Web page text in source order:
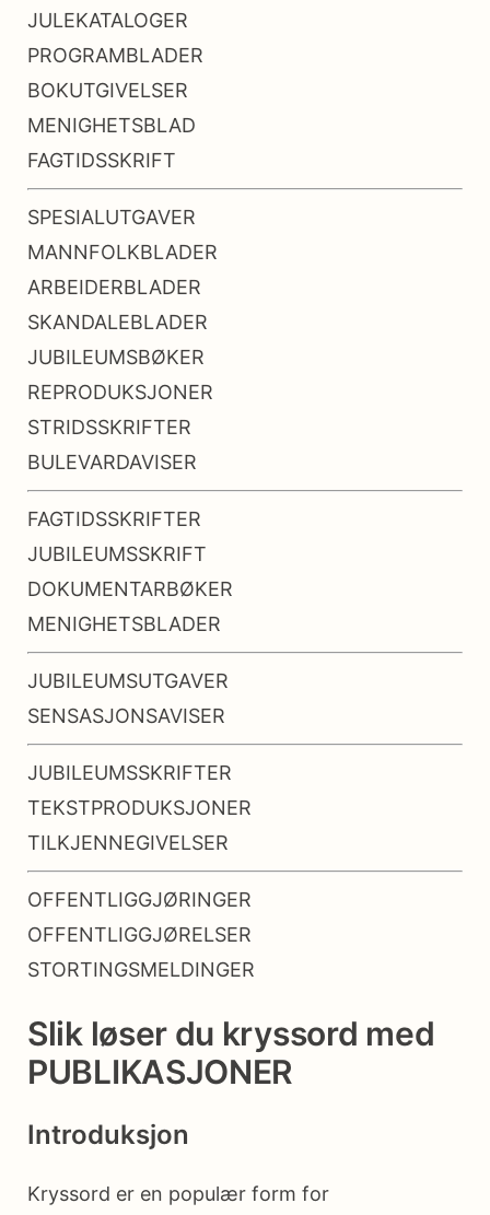
JULEKATALOGER
PROGRAMBLADER
BOKUTGIVELSER
MENIGHETSBLAD
FAGTIDSSKRIFT
SPESIALUTGAVER
MANNFOLKBLADER
ARBEIDERBLADER
SKANDALEBLADER
JUBILEUMSBØKER
REPRODUKSJONER
STRIDSSKRIFTER
BULEVARDAVISER
FAGTIDSSKRIFTER
JUBILEUMSSKRIFT
DOKUMENTARBØKER
MENIGHETSBLADER
JUBILEUMSUTGAVER
SENSASJONSAVISER
JUBILEUMSSKRIFTER
TEKSTPRODUKSJONER
TILKJENNEGIVELSER
OFFENTLIGGJØRINGER
OFFENTLIGGJØRELSER
STORTINGSMELDINGER
Slik løser du kryssord med
PUBLIKASJONER
Introduksjon
Kryssord er en populær form for